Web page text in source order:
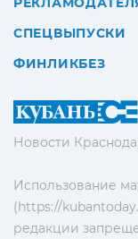
Новости
Использование
(https://
редакции
СПЕЦВЫПУСКИ
ФИНЛИКБЕЗ